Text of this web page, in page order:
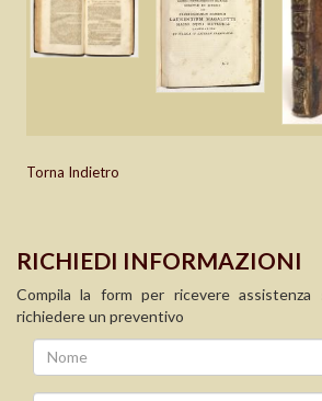
Torna Indietro
RICHIEDI INFORMAZIONI
Compila la form per ricevere
richiedere un preventivo